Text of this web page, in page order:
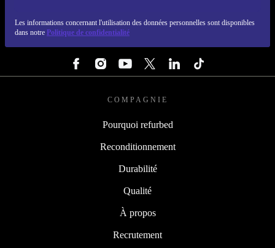
Les informations concernant l'utilisation des données personnelles sont disponibles
dans notre Politique de confidentialité
COMPAGNIE
Pourquoi refurbed
Reconditionnement
Durabilité
Qualité
À propos
Recrutement